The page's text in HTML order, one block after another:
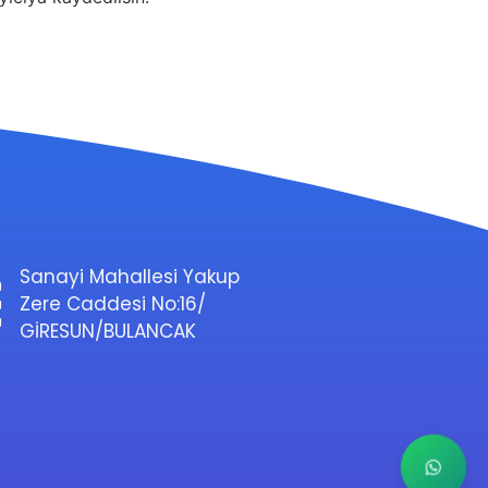
Sanayi Mahallesi Yakup
Zere Caddesi No:16/
GİRESUN/BULANCAK